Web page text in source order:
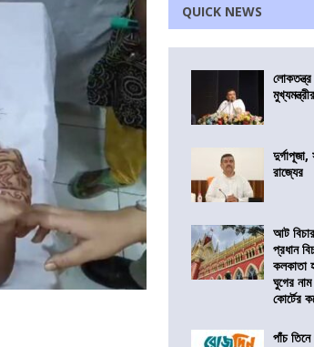
QUICK NEWS
লোকতন্ত্র
রাজ্যের
আট
প্রধান
কলকাতা
ঘুগের
কোর্টের
পাঁচ